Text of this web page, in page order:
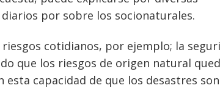
por sobre los socionaturales.
cotidianos, por ejemplo; la
que los riesgos de origen natural
capacidad de que los desastres son